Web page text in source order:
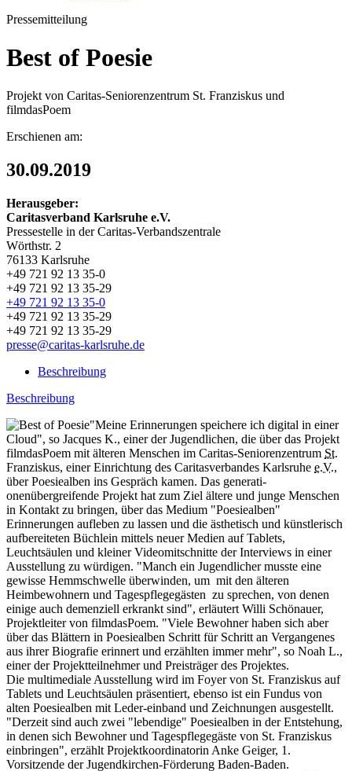
Pressemitteilung
Best of Poesie
Projekt von Caritas-Seniorenzentrum St. Franziskus und
filmdasPoem
Erschienen am:
30.09.2019
Herausgeber:
Caritasverband Karlsruhe e.V.
Pressestelle in der Caritas-Verbandszentrale
Wörthstr. 2
76133 Karlsruhe
+49 721 92 13 35-0
+49 721 92 13 35-29
+49 721 92 13 35-0
+49 721 92 13 35-29
+49 721 92 13 35-29
presse@caritas-karlsruhe.de
Beschreibung
Beschreibung
"Meine Erinnerungen speichere ich digital in einer
Cloud", so Jacques K., einer der Jugendlichen, die über das Projekt
filmdasPoem mit älteren Menschen im Caritas-Seniorenzentrum St.
Franziskus, einer Einrichtung des Caritasverbandes Karlsruhe e.V.,
über Poesiealben ins Gespräch kamen. Das generati-
onenübergreifende Projekt hat zum Ziel ältere und junge Menschen
in Kontakt zu bringen, über das Medium "Poesiealben"
Erinnerungen aufleben zu lassen und die ästhetisch und künstlerisch
aufbereiteten Büchlein mittels neuer Medien auf Tablets,
Leuchtsäulen und kleiner Videomitschnitte der Interviews in einer
Ausstellung zu würdigen. "Manch ein Jugendlicher musste eine
gewisse Hemmschwelle überwinden, um mit den älteren
Heimbewohnern und Tagespflegegästen zu sprechen, von denen
einige auch demenziell erkrankt sind", erläutert Willi Schönauer,
Projektleiter von filmdasPoem. "Viele Bewohner haben sich aber
über das Blättern in Poesiealben Schritt für Schritt an Vergangenes
aus ihrer Biografie erinnert und erzählten immer mehr", so Noah L.,
einer der Projektteilnehmer und Preisträger des Projektes.
Die multimediale Ausstellung wird im Foyer von St. Franziskus auf
Tablets und Leuchtsäulen präsentiert, ebenso ist ein Fundus von
alten Poesiealben mit Leder-einband und Zeichnungen ausgestellt.
"Derzeit sind auch zwei "lebendige" Poesiealben in der Entstehung,
in denen sich Bewohner und Tagespflegegäste von St. Franziskus
einbringen", erzählt Projektkoordinatorin Anke Geiger, 1.
Vorsitzende der Jugendkirchen-Förderung Baden-Baden.